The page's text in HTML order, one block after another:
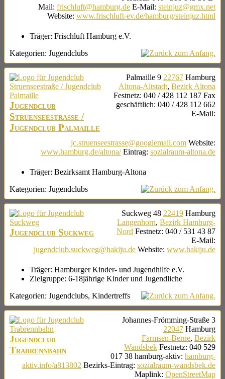
Mail: frischluft@hamburg.de E-Mail: steinjuz@gmx.net
Website: www.frischluft-ev.de/hamburg/steinjuz.html
Träger: Frischluft Hamburg e.V.
Kategorien: Jugendclubs
Jugendclub
Struenseestraße /
Jugendclub Palmaille
Palmaille 9 22767 Hamburg
Altona-Altstadt, Bezirk Altona
Festnetz: 040 / 428 112 187 Fax
geschäftlich: 040 / 428 112 662
E-Mail:
jc.struenseestrasse@googlemail.com Website:
www.hamburg.de/altona/ Eintrag: sozialraum-altona.de
Träger: Bezirksamt Hamburg-Altona
Kategorien: Jugendclubs
Jugendclub Suckweg
Suckweg 48 22419 Hamburg
Langenhorn, Bezirk Hamburg-
Nord Festnetz: 040 / 531 43 87
E-Mail:
jugendclub.suckweg@hakiju.de Website: www.hakiju.de
Träger: Hamburger Kinder- und Jugendhilfe e.V.
Zielgruppe: 6-18jährige Kinder und Jugendliche
Kategorien: Jugendclubs, Kindertreffs
Jugendclub
Trabrennbahn
Johannes-Frömming-Straße 3
22047 Hamburg
Farmsen-Berne, Bezirk
Wandsbek Festnetz: 040 529
017 38 hamburg-aktiv: hamburg-
aktiv.info/a813802 Bezirks-Eintrag: sozialraum-wandsbek.de
Maplink: OpenStreetMap